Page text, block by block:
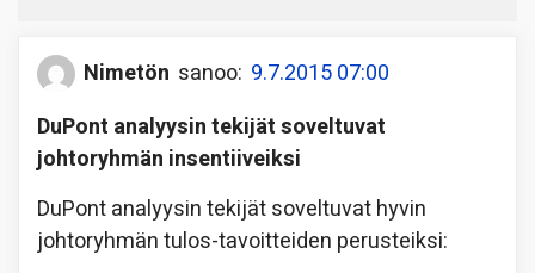
Nimetön sanoo: 9.7.2015 07:00
DuPont analyysin tekijät soveltuvat
johtoryhmän insentiiveiksi
DuPont analyysin tekijät soveltuvat hyvin
johtoryhmän tulos-tavoitteiden perusteiksi: